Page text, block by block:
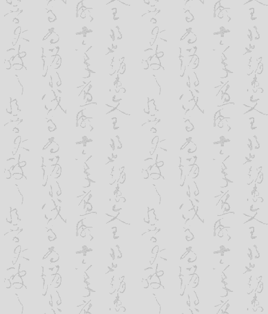
原则上，全世界任何地方的人，只要知道
产品。因此，关键在于如何将公鹏翔科
有效的方法是将公司的网址登记在全球著
EXCITE，ALTAVISTA等）上，并选择与
可以使潜在的客户能够容易地找到公司和
法，而且被实践证明是十分有效的。
7、可以降低通信费用
对于不少企业来说，每年的通信费用
用，是一笔庞大的费用。利用公司网站所
降低通信费用，这是企业网站的一个很实
为市话费用）。
8、可以利用网站及时得到客户的反
客户一般是不会积极主动地向公司反
加入专门用于客户与公司联系的电子邮件
司极其方便，相对来说，一般客户还是比
系。因此，公司可以得到大量的客户意见
无疑，科学技术的发展，改变着人们
前进，更推动着企业运营方式的转型。